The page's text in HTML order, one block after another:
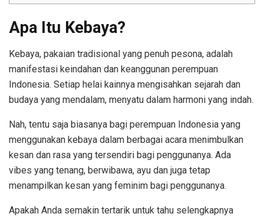
Apa Itu Kebaya?
Kebaya, pakaian tradisional yang penuh pesona, adalah
manifestasi keindahan dan keanggunan perempuan
Indonesia. Setiap helai kainnya mengisahkan sejarah dan
budaya yang mendalam, menyatu dalam harmoni yang indah.
Nah, tentu saja biasanya bagi perempuan Indonesia yang
menggunakan kebaya dalam berbagai acara menimbulkan
kesan dan rasa yang tersendiri bagi penggunanya. Ada
vibes yang tenang, berwibawa, ayu dan juga tetap
menampilkan kesan yang feminim bagi penggunanya.
Apakah Anda semakin tertarik untuk tahu selengkapnya